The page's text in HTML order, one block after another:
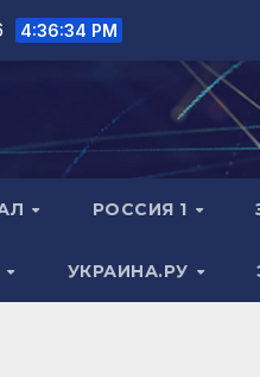
4:36:35 PM
РОССИЯ 1
УКРАИНА.РУ